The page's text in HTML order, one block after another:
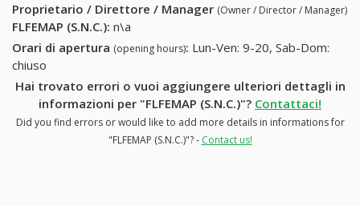
Proprietario / Direttore / Manager (Owner / Director / Manager)
FLFEMAP (S.N.C.): n\a
Orari di apertura (opening hours): Lun-Ven: 9-20, Sab-Dom:
chiuso
Hai trovato errori o vuoi aggiungere ulteriori dettagli in
informazioni per "FLFEMAP (S.N.C.)"? Contattaci!
Did you find errors or would like to add more details in informations for
"FLFEMAP (S.N.C.)"? - Contact us!